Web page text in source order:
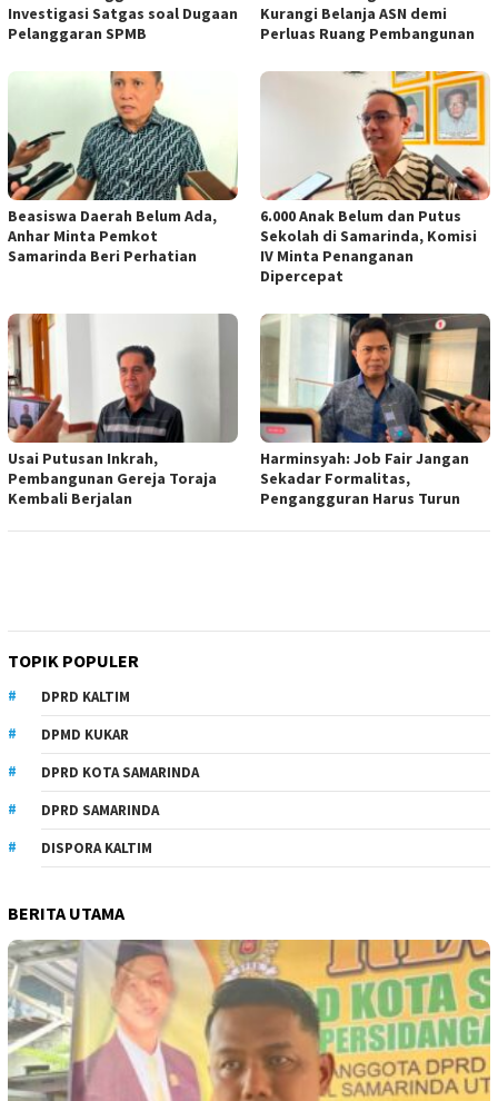
Investigasi Satgas soal Dugaan
Pelanggaran SPMB
Kurangi Belanja ASN demi
Perluas Ruang Pembangunan
Beasiswa Daerah Belum Ada,
Anhar Minta Pemkot
Samarinda Beri Perhatian
6.000 Anak Belum dan Putus
Sekolah di Samarinda, Komisi
IV Minta Penanganan
Dipercepat
Usai Putusan Inkrah,
Pembangunan Gereja Toraja
Kembali Berjalan
Harminsyah: Job Fair Jangan
Sekadar Formalitas,
Pengangguran Harus Turun
TOPIK POPULER
DPRD KALTIM
DPMD KUKAR
DPRD KOTA SAMARINDA
DPRD SAMARINDA
DISPORA KALTIM
BERITA UTAMA